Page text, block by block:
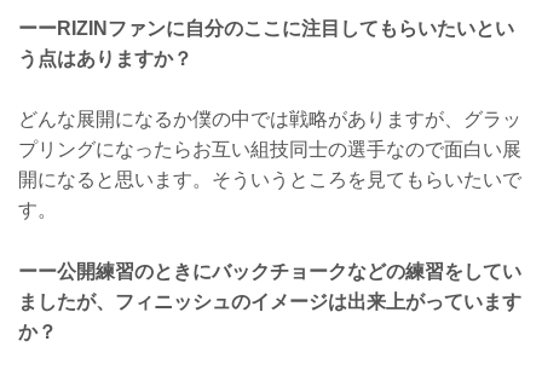
ーーRIZINファンに自分のここに注目してもらいたいとい
う点はありますか？
どんな展開になるか僕の中では戦略がありますが、グラッ
プリングになったらお互い組技同士の選手なので面白い展
開になると思います。そういうところを見てもらいたいで
す。
ーー公開練習のときにバックチョークなどの練習をしてい
ましたが、フィニッシュのイメージは出来上がっています
か？